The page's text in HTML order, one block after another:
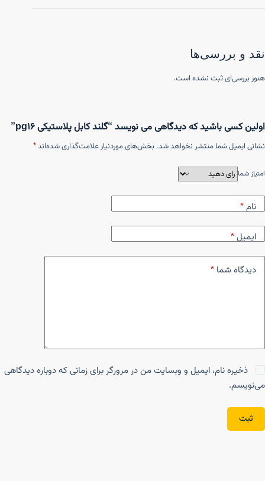
نقد و بررسی‌ها
هنوز بررسی‌ای ثبت نشده است.
اولین کسی باشید که دیدگاهی می نویسد “گلند کابل پلاستیکی pg16”
نشانی ایمیل شما منتشر نخواهد شد. بخش‌های موردنیاز علامت‌گذاری شده‌اند*
امتیاز شما
نام*
ایمیل*
دیدگاه شما *
ذخیره نام، ایمیل و وبسایت من در مرورگر برای زمانی که دوباره دیدگاهی
می‌نویسم.
ثبت